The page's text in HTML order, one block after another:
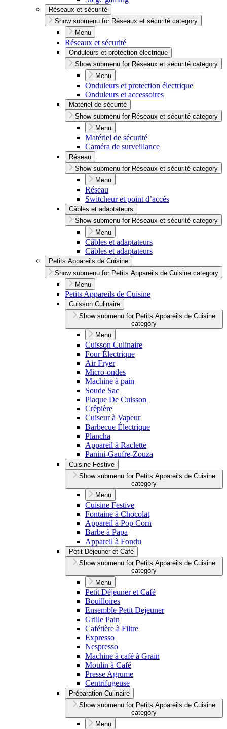
Réseaux et sécurité
Show submenu for Réseaux et sécurité category
Menu
Réseaux et sécurité
Onduleurs et protection électrique
Show submenu for Réseaux et sécurité category
Menu
Onduleurs et protection électrique
Onduleurs et accessoires
Matériel de sécurité
Show submenu for Réseaux et sécurité category
Menu
Matériel de sécurité
Caméra de surveillance
Réseau
Show submenu for Réseaux et sécurité category
Menu
Réseau
Switcheur et point d’accès
Câbles et adaptateurs
Show submenu for Réseaux et sécurité category
Menu
Câbles et adaptateurs
Câbles et adaptateurs
Petits Appareils de Cuisine
Show submenu for Petits Appareils de Cuisine category
Menu
Petits Appareils de Cuisine
Cuisson Culinaire
Show submenu for Petits Appareils de Cuisine
category
Menu
Cuisson Culinaire
Four Électrique
Air Fryer
Micro-ondes
Machine à pain
Soude Sac
Plaque De Cuisson
Crêpière
Cuiseur à Vapeur
Barbecue Électrique
Plancha
Appareil à Raclette
Panini-Gaufre-Zouza
Cuisine Festive
Show submenu for Petits Appareils de Cuisine
category
Menu
Cuisine Festive
Fontaine à Chocolat
Appareil à Pop Corn
Barbe à Papa
Appareil à Fondu
Petit Déjeuner et Café
Show submenu for Petits Appareils de Cuisine
category
Menu
Petit Déjeuner et Café
Bouilloires
Ensemble Petit Dejeuner
Grille Pain
Cafétière à Filtre
Expresso
Nespresso
Machine à café à Grain
Moulin à Café
Presse Agrume
Centrifugeuse
Préparation Culinaire
Show submenu for Petits Appareils de Cuisine
category
Menu